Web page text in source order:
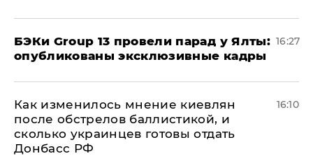
​БЭКи Group 13 провели парад у Ялты:
опубликованы эксклюзивные кадры
16:27
Как изменилось мнение киевлян
после обстрелов баллистикой, и
сколько украинцев готовы отдать
Донбасс РФ
16:10